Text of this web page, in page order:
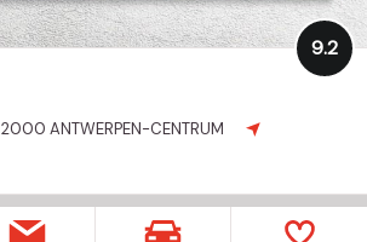
2000 ANTWERPEN-CENTRUM
9.2